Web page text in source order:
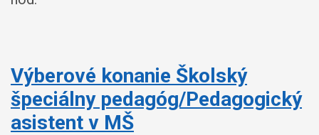
Výberové konanie Školský
špeciálny pedagóg/Pedagogický
asistent v MŠ